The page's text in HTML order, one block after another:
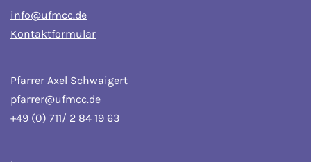
info@ufmcc.de
Kontaktformular
Pfarrer Axel Schwaigert
pfarrer@ufmcc.de
+49 (0) 711/ 2 84 19 63